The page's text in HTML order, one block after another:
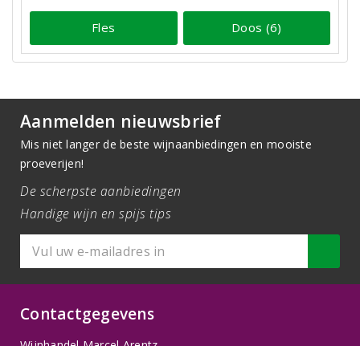
Fles Doos (6)
Aanmelden nieuwsbrief
Mis niet langer de beste wijnaanbiedingen en mooiste
proeverijen!
De scherpste aanbiedingen
Handige wijn en spijs tips
Contactgegevens